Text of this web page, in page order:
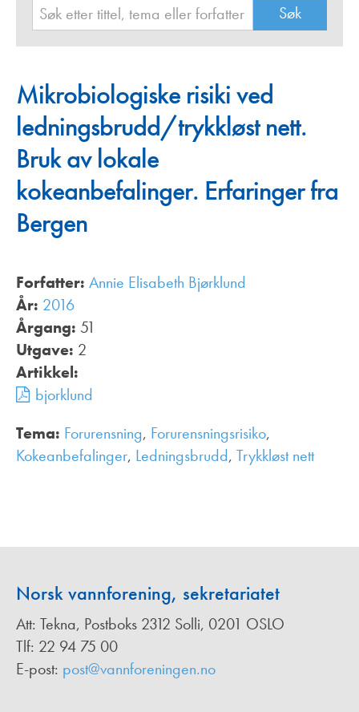
Mikrobiologiske risiki ved
ledningsbrudd/trykkløst nett.
Bruk av lokale
kokeanbefalinger. Erfaringer fra
Bergen
Forfatter: Annie Elisabeth Bjørklund
År: 2016
Årgang: 51
Utgave: 2
Artikkel:
bjorklund
Tema: Forurensning, Forurensningsrisiko,
Kokeanbefalinger, Ledningsbrudd, Trykkløst nett,
Norsk vannforening, sekretariatet
Att: Tekna, Postboks 2312 Solli, 0201 OSLO
Tlf: 22 94 75 00
E-post: post@vannforeningen.no